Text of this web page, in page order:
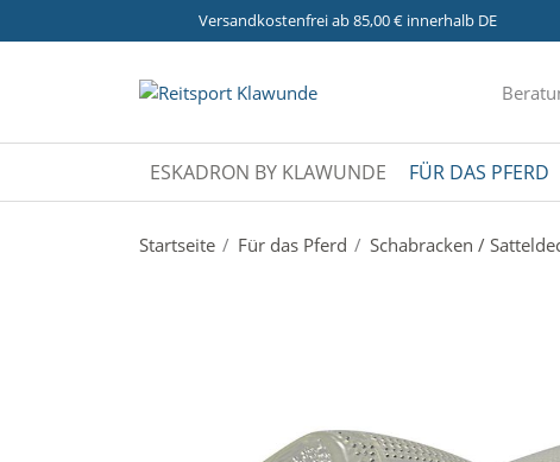
Versandkostenfrei ab 85,00 € innerhalb DE
ESKADRON BY KLAWUNDE FÜR DAS PFERD
Startseite Für das Pferd Schabracken /